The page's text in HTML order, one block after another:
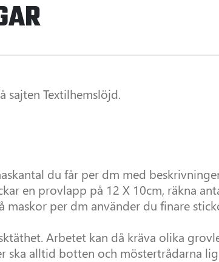
sajten Textilhemslöjd.
du får per dm med
en provlapp på 12 X 10cm, räkna
per dm använder du finare
Arbetet kan då kräva olika
ska alltid botten och möstertrådarna